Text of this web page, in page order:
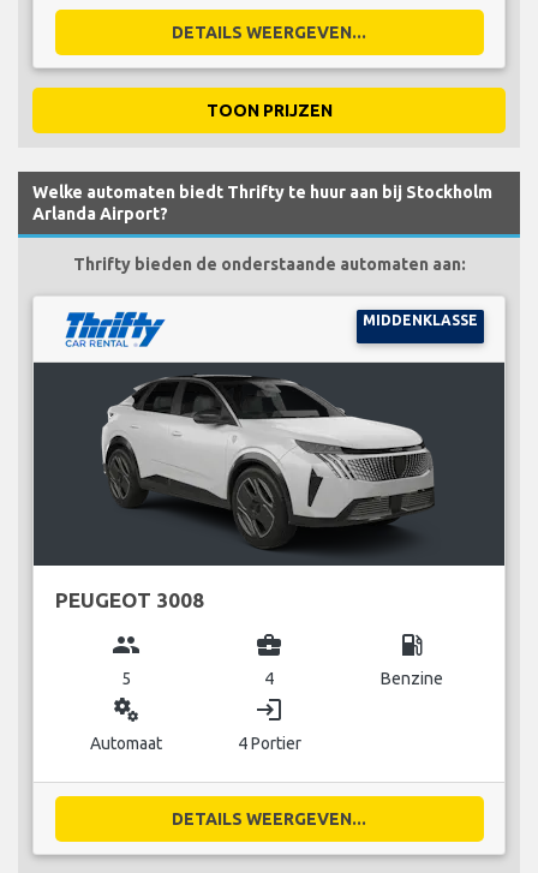
DETAILS WEERGEVEN...
TOON PRIJZEN
Welke automaten biedt Thrifty te huur aan bij Stockholm
Arlanda Airport?
Thrifty bieden de onderstaande automaten aan:
MIDDENKLASSE
PEUGEOT 3008
group
5
business_center
4
local_gas_station
Benzine
miscellaneous_services
Automaat
login
4 Portier
DETAILS WEERGEVEN...